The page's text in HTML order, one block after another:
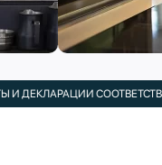
СООТВЕТСТВИЯ